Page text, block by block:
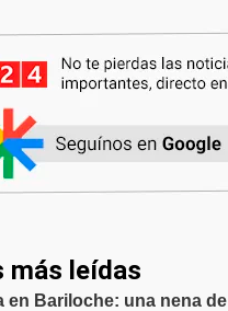
más leídas
en Bariloche: una nena de